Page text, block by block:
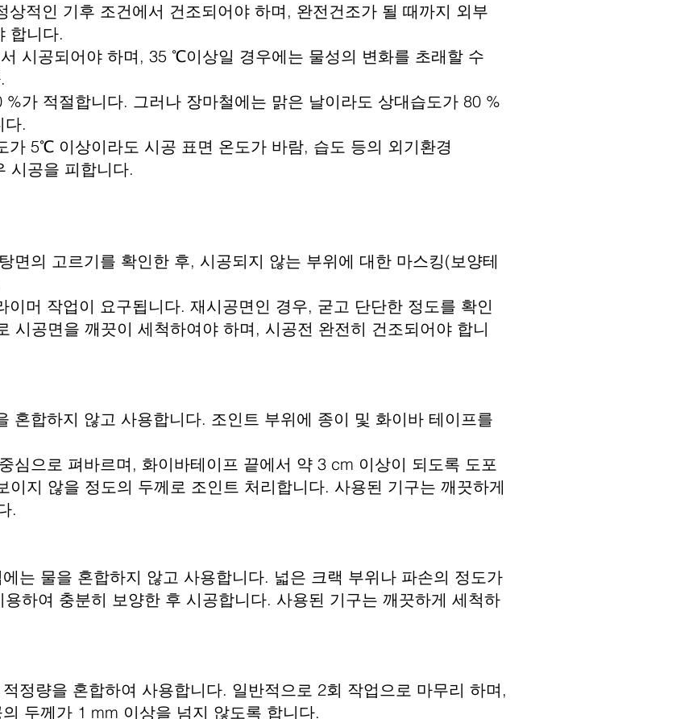
적인 기후 조건에서 건조되어야 하며, 완전건조가 될 때까지 외부
니다.
시공되어야 하며, 35 ℃이상일 경우에는 물성의 변화를 초래할 수
가 적절합니다. 그러나 장마철에는 맑은 날이라도 상대습도가 80 %
.
5℃ 이상이라도 시공 표면 온도가 바람, 습도 등의 외기환경
공을 피합니다.
의 고르기를 확인한 후, 시공되지 않는 부위에 대한 마스킹(보양테
머 작업이 요구됩니다. 재시공면인 경우, 굳고 단단한 정도를 확인
공면을 깨끗이 세척하여야 하며, 시공전 완전히 건조되어야 합니
합하지 않고 사용합니다. 조인트 부위에 종이 및 화이바 테이프를
으로 펴바르며, 화이바테이프 끝에서 약 3 cm 이상이 되도록 도포
지 않을 정도의 두께로 조인트 처리합니다. 사용된 기구는 깨끗하게
.
는 물을 혼합하지 않고 사용합니다. 넓은 크랙 부위나 파손의 정도가
여 충분히 보양한 후 시공합니다. 사용된 기구는 깨끗하게 세척하
정량을 혼합하여 사용합니다. 일반적으로 2회 작업으로 마무리 하며,
두께가 1 mm 이상을 넘지 않도록 합니다.